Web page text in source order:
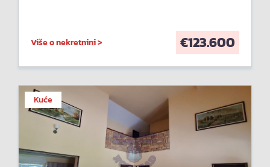
Više o nekretnini > €123.600
Kuće